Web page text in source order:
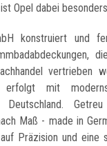
Opel dabei
konstruiert und
vertrieben
erfolgt mit
Deutschland.
Maß - made in
Präzision und eine